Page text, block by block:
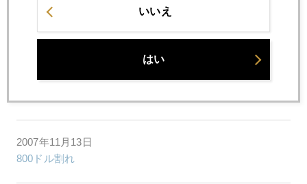
2007年11月15日
最新金需給四季報（7－9月期）
2007年11月14日
2007年11月13日
800ドル割れ
いいえ
はい